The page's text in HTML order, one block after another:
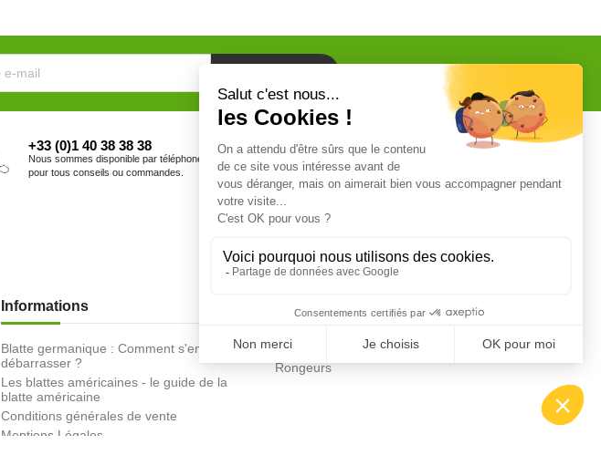
+33 (0)1 40 38 38 38
Nous sommes disponible par téléphone
pour tous conseils ou commandes.
Certifications
Personnel certifié CERTIPHYTO et
CERTIFICAT BIOCIDE
Informations
Blatte germanique : Comment s'en
débarrasser ?
Les blattes américaines - le guide de la
blatte américaine
Conditions générales de vente
Mentions Légales
Fiches conseils
Insecte
Rongeurs